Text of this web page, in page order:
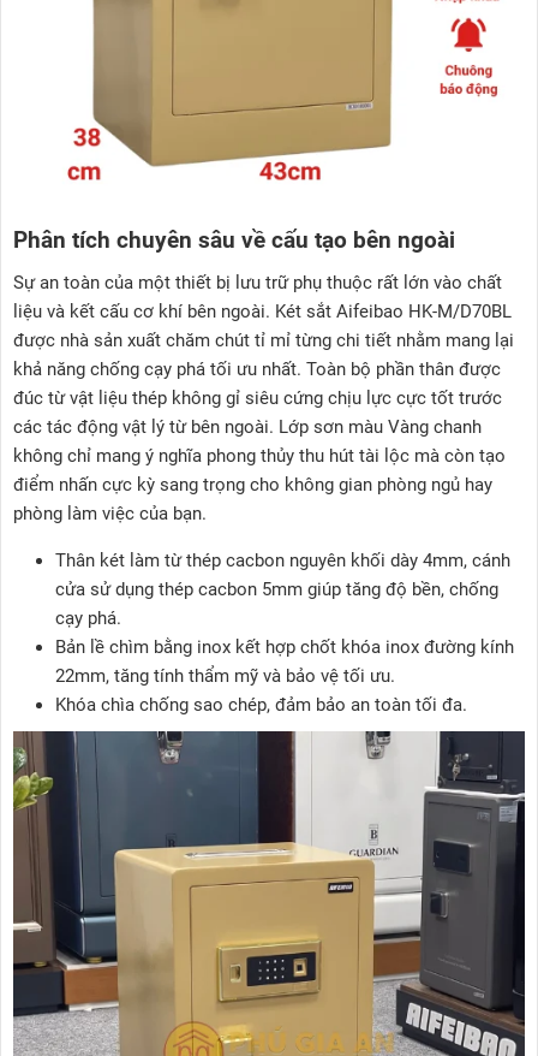
Phân tích chuyên sâu về cấu tạo bên ngoài
Sự an toàn của một thiết bị lưu trữ phụ thuộc rất lớn vào chất
liệu và kết cấu cơ khí bên ngoài. Két sắt Aifeibao HK-M/D70BL
được nhà sản xuất chăm chút tỉ mỉ từng chi tiết nhằm mang lại
khả năng chống cạy phá tối ưu nhất. Toàn bộ phần thân được
đúc từ vật liệu thép không gỉ siêu cứng chịu lực cực tốt trước
các tác động vật lý từ bên ngoài. Lớp sơn màu Vàng chanh
không chỉ mang ý nghĩa phong thủy thu hút tài lộc mà còn tạo
điểm nhấn cực kỳ sang trọng cho không gian phòng ngủ hay
phòng làm việc của bạn.
Thân két làm từ thép cacbon nguyên khối dày 4mm, cánh
cửa sử dụng thép cacbon 5mm giúp tăng độ bền, chống
cạy phá.
Bản lề chìm bằng inox kết hợp chốt khóa inox đường kính
22mm, tăng tính thẩm mỹ và bảo vệ tối ưu.
Khóa chìa chống sao chép, đảm bảo an toàn tối đa.